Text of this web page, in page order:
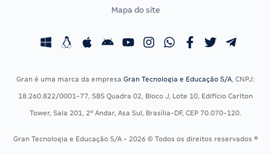
Concursos Fiscais
Concursos Saúde
Residência Multiprofissional
Calendário OAB
Mapa do site
Gran é uma marca da empresa Gran Tecnologia e Educação S/A, CNPJ:
18.260.822/0001-77, SBS Quadra 02, Bloco J, Lote 10, Edifício Carlton
Tower, Sala 201, 2º Andar, Asa Sul, Brasília-DF, CEP 70.070-120.
Gran Tecnologia e Educação S/A - 2026 © Todos os direitos reservados ®